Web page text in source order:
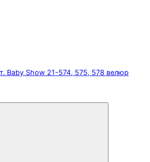
Baby Show 21-574, 575, 578 велюр